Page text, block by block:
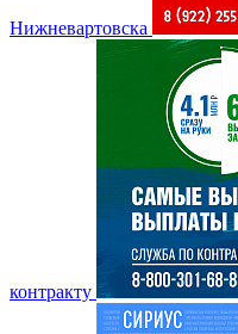
Нижневартовска
контракту